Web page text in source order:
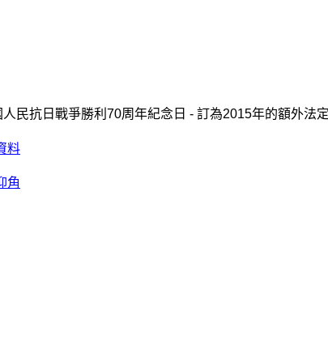
民抗日戰爭勝利70周年紀念日 - 訂為2015年的額外法
料
角